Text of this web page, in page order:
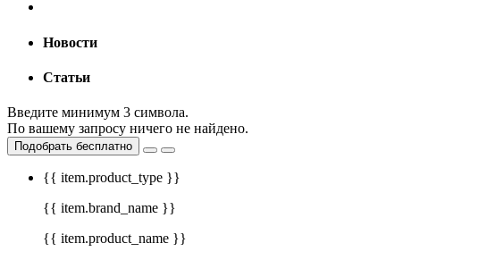
Новости
Статьи
Введите минимум 3 символа.
По вашему запросу ничего не найдено.
Подобрать бесплатно
{{ item.product_type }}
{{ item.brand_name }}
{{ item.product_name }}